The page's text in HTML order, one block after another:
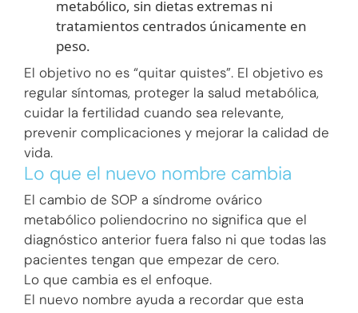
metabólico, sin dietas extremas ni
tratamientos centrados únicamente en
peso.
El objetivo no es “quitar quistes”. El objetivo es
regular síntomas, proteger la salud metabólica,
cuidar la fertilidad cuando sea relevante,
prevenir complicaciones y mejorar la calidad de
vida.
Lo que el nuevo nombre cambia
El cambio de SOP a síndrome ovárico
metabólico poliendocrino no significa que el
diagnóstico anterior fuera falso ni que todas las
pacientes tengan que empezar de cero.
Lo que cambia es el enfoque.
El nuevo nombre ayuda a recordar que esta